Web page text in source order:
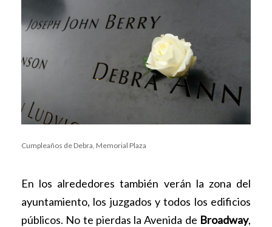
Cumpleaños de Debra, Memorial Plaza
En los alrededores también verán la zona del
ayuntamiento, los juzgados y todos los edificios
públicos. No te pierdas la Avenida de Broadway,